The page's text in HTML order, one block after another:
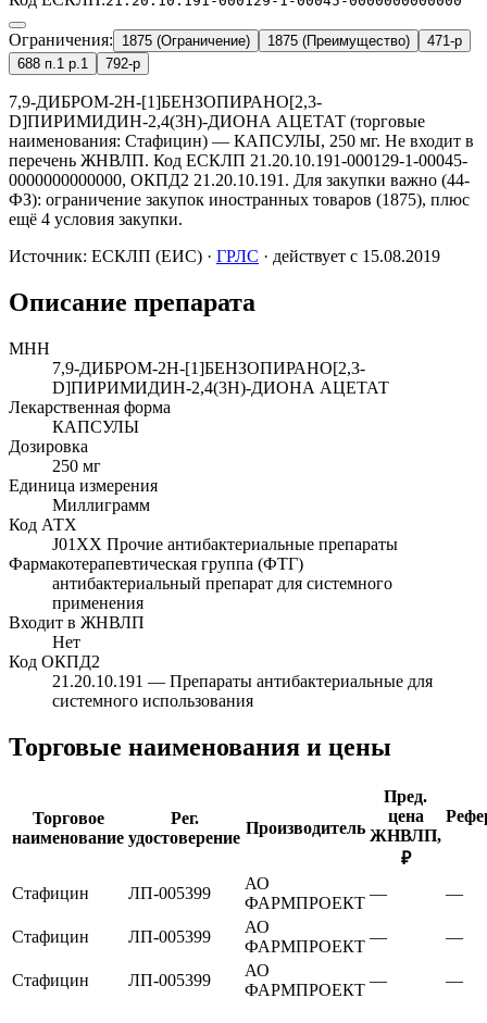
Ограничения: 1875 (Ограничение) 1875 (Преимущество)
471-р
688 п.1 р.1
792-р
7,9-ДИБРОМ-2Н-[1]БЕНЗОПИРАНО[2,3-
D]ПИРИМИДИН-2,4(3Н)-ДИОНА АЦЕТАТ (торговые
наименования: Стафицин) — КАПСУЛЫ, 250 мг. Не входит в
перечень ЖНВЛП. Код ЕСКЛП 21.20.10.191-000129-1-00045-
0000000000000, ОКПД2 21.20.10.191. Для закупки важно (44-
ФЗ): ограничение закупок иностранных товаров (1875), плюс
ещё 4 условия закупки.
Источник: ЕСКЛП (ЕИС) · ГРЛС · действует с 15.08.2019
Описание препарата
МНН
7,9-ДИБРОМ-2Н-[1]БЕНЗОПИРАНО[2,3-
D]ПИРИМИДИН-2,4(3Н)-ДИОНА АЦЕТАТ
Лекарственная форма
КАПСУЛЫ
Дозировка
250 мг
Единица измерения
Миллиграмм
Код АТХ
J01XX Прочие антибактериальные препараты
Фармакотерапевтическая группа (ФТГ)
антибактериальный препарат для системного
применения
Входит в ЖНВЛП
Нет
Код ОКПД2
21.20.10.191 — Препараты антибактериальные для
системного использования
Торговые наименования и цены
Торговое
наименование
Рег.
удостоверение
Производитель
Пред.
цена
ЖНВЛП,
₽
Стафицин ЛП-005399
АО
ФАРМПРОЕКТ
— —
Стафицин ЛП-005399
АО
ФАРМПРОЕКТ
— —
Стафицин ЛП-005399
АО
ФАРМПРОЕКТ
— —